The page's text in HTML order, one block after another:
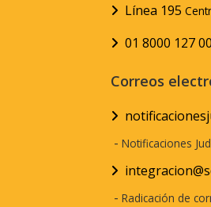
Línea 195
01 8000 127
Correos
- Notificaciones
- Radicación de